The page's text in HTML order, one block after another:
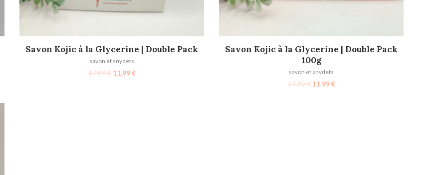
AJOUTER AU PANIER
Savon Kojic à la Glycerine | Double Pack
savon et snydets
17.99€ 11.99€
AJOUTER AU PANIER
Savon Kojic à la Glycerine | Double Pack
100g
savon et snydets
17.99€ 11.99€